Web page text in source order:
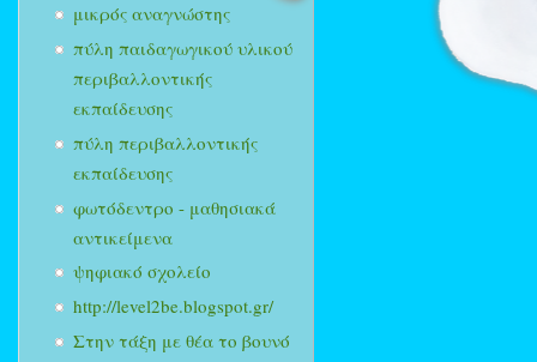
μικρός αναγνώστης
πύλη παιδαγωγικού υλικού
περιβαλλοντικής
εκπαίδευσης
πύλη περιβαλλοντικής
εκπαίδευσης
φωτόδεντρο - μαθησιακά
αντικείμενα
ψηφιακό σχολείο
http://level2be.blogspot.gr/
Στην τάξη με θέα το βουνό